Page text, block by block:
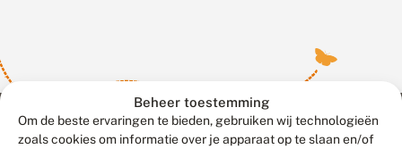
Beheer toestemming
Om de beste ervaringen te bieden, gebruiken wij technologieën
zoals cookies om informatie over je apparaat op te slaan en/of